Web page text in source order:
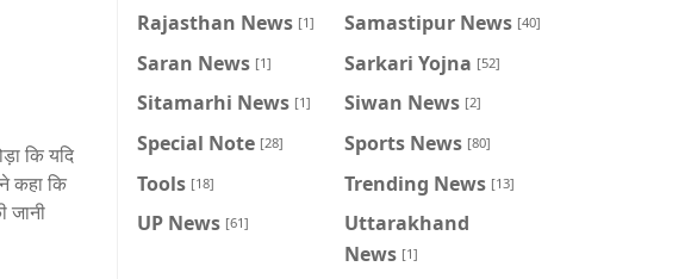
कि यदि
कहा कि
जानी
Rajasthan News [1] Samastipur News [40]
Saran News [1] Sarkari Yojna [52]
Sitamarhi News [1] Siwan News [2]
Special Note [28] Sports News [80]
Tools [18] Trending News [13]
UP News [61]
Uttarakhand
News [1]